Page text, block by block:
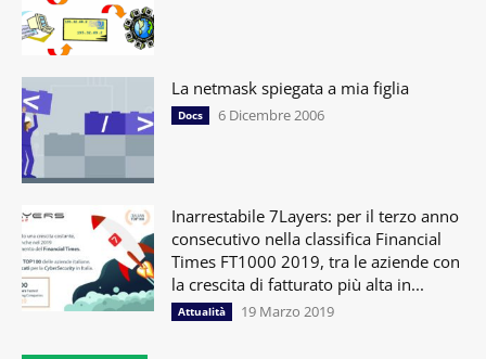
La netmask spiegata a mia figlia
Docs 6 Dicembre 2006
Inarrestabile 7Layers: per il terzo anno
consecutivo nella classifica Financial
Times FT1000 2019, tra le aziende con
la crescita di fatturato più alta in...
Attualità 19 Marzo 2019